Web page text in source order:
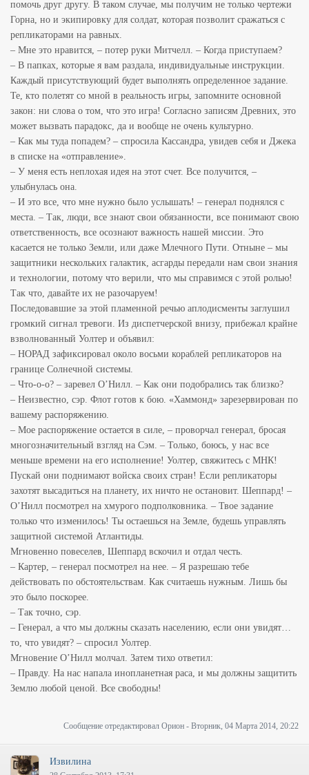
помочь друг другу. В таком случае, мы получим не только чертежи
Горна, но и экипировку для солдат, которая позволит сражаться с
репликаторами на равных.
– Мне это нравится, – потер руки Митчелл. – Когда приступаем?
– В папках, которые я вам раздала, индивидуальные инструкции.
Каждый присутствующий будет выполнять определенное задание.
Те, кто полетят со мной в реальность игры, запомните основной
закон: ни слова о том, что это игра! Согласно записям Древних, это
может вызвать парадокс, да и вообще не очень культурно.
– Как мы туда попадем? – спросила Кассандра, увидев себя и Джека
в списке на «отправление».
– У меня есть неплохая идея на этот счет. Все получится, –
улыбнулась она.
– И это все, что мне нужно было услышать! – генерал поднялся с
места. – Так, люди, все знают свои обязанности, все понимают свою
ответственность, все осознают важность нашей миссии. Это
касается не только Земли, или даже Млечного Пути. Отныне – мы
защитники нескольких галактик, асгарды передали нам свои знания
и технологии, потому что верили, что мы справимся с этой ролью!
Так что, давайте их не разочаруем!
Последовавшие за этой пламенной речью аплодисменты заглушил
громкий сигнал тревоги. Из диспетчерской внизу, прибежал крайне
взволнованный Уолтер и объявил:
– НОРАД зафиксировал около восьми кораблей репликаторов на
границе Солнечной системы.
– Что-о-о? – заревел О’Нилл. – Как они подобрались так близко?
– Неизвестно, сэр. Флот готов к бою. «Хаммонд» зарезервирован по
вашему распоряжению.
– Мое распоряжение остается в силе, – проворчал генерал, бросая
многозначительный взгляд на Сэм. – Только, боюсь, у нас все
меньше времени на его исполнение! Уолтер, свяжитесь с МНК!
Пускай они поднимают войска своих стран! Если репликаторы
захотят высадиться на планету, их ничто не остановит. Шеппард! –
О’Нилл посмотрел на хмурого подполковника. – Твое задание
только что изменилось! Ты остаешься на Земле, будешь управлять
защитной системой Атлантиды.
Мгновенно повеселев, Шеппард вскочил и отдал честь.
– Картер, – генерал посмотрел на нее. – Я разрешаю тебе
действовать по обстоятельствам. Как считаешь нужным. Лишь бы
это было поскорее.
– Так точно, сэр.
– Генерал, а что мы должны сказать населению, если они увидят…
то, что увидят? – спросил Уолтер.
Мгновение О’Нилл молчал. Затем тихо ответил:
– Правду. На нас напала инопланетная раса, и мы должны защитить
Землю любой ценой. Все свободны!
Сообщение отредактировал Орион - Вторник, 04 Марта 2014, 20:22
Извилина